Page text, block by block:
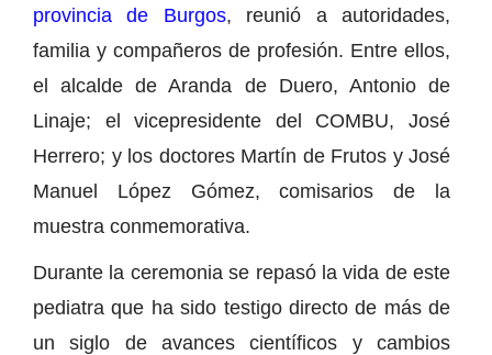
provincia de Burgos, reunió a autoridades,
familia y compañeros de profesión. Entre ellos,
el alcalde de Aranda de Duero, Antonio de
Linaje; el vicepresidente del COMBU, José
Herrero; y los doctores Martín de Frutos y José
Manuel López Gómez, comisarios de la
muestra conmemorativa.
Durante la ceremonia se repasó la vida de este
pediatra que ha sido testigo directo de más de
un siglo de avances científicos y cambios